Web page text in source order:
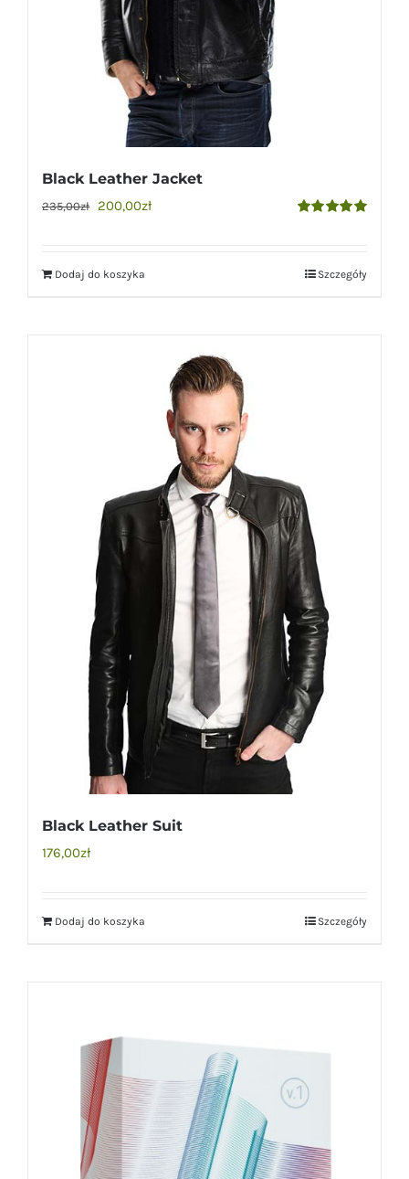
Black Leather Jacket
235,00zł 200,00zł
Dodaj do koszyka Szczegóły
Black Leather Suit
176,00zł
Dodaj do koszyka Szczegóły